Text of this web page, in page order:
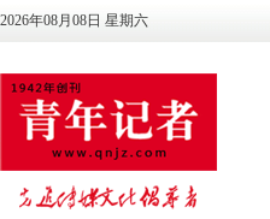
2026年08月08日 星期六